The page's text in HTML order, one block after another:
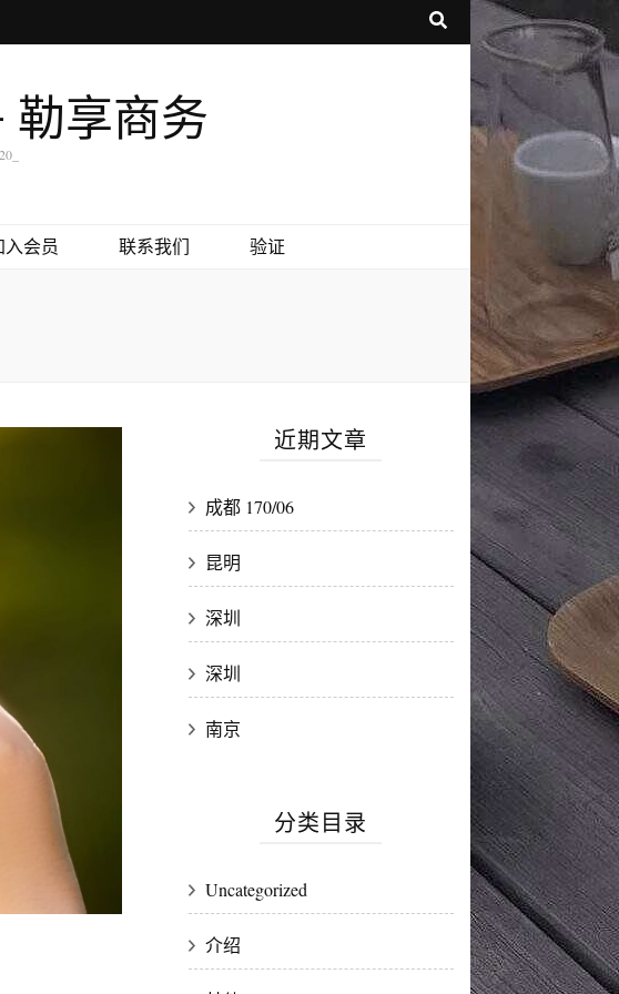
勒享商务
会员 联系我们 验证
近期文章
成都 170/06
昆明
深圳
深圳
南京
分类目录
Uncategorized
介绍